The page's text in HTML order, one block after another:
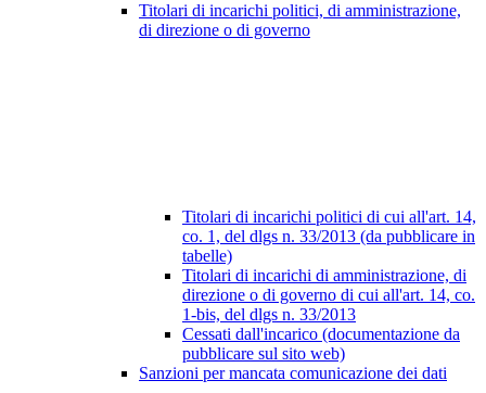
Titolari di incarichi politici, di amministrazione,
di direzione o di governo
Titolari di incarichi politici di cui all'art. 14,
co. 1, del dlgs n. 33/2013 (da pubblicare in
tabelle)
Titolari di incarichi di amministrazione, di
direzione o di governo di cui all'art. 14, co.
1-bis, del dlgs n. 33/2013
Cessati dall'incarico (documentazione da
pubblicare sul sito web)
Sanzioni per mancata comunicazione dei dati